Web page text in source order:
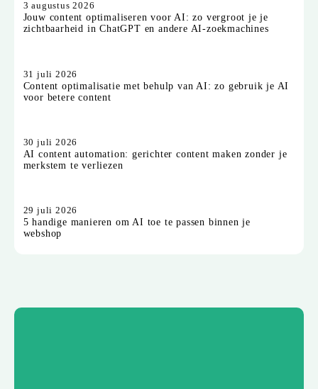
3 augustus 2026
Jouw content optimaliseren voor AI: zo vergroot je je
zichtbaarheid in ChatGPT en andere AI-zoekmachines
31 juli 2026
Content optimalisatie met behulp van AI: zo gebruik je AI
voor betere content
30 juli 2026
AI content automation: gerichter content maken zonder je
merkstem te verliezen
29 juli 2026
5 handige manieren om AI toe te passen binnen je
webshop